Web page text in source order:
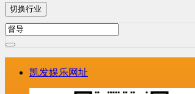
切换行业
凯发娱乐网址